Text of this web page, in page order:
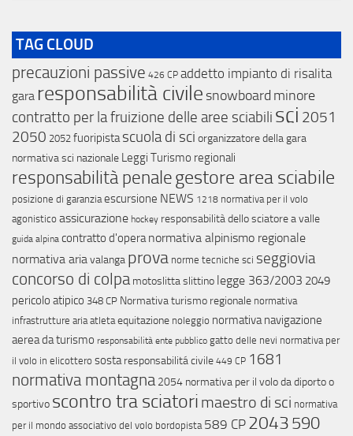
TAG CLOUD
precauzioni passive 426 CP addetto impianto di risalita
gara responsabilità civile snowboard minore
contratto per la fruizione delle aree sciabili sci 2051
2050 2052 fuoripista scuola di sci organizzatore della gara
normativa sci nazionale Leggi Turismo regionali
responsabilità penalegestore area sciabile
posizione di garanzia escursione NEWS 1218 normativa per il volo
agonistico assicurazione hockey responsabilità dello sciatore a valle
guida alpina contratto d'opera normativa alpinismo regionale
normativa aria valanga prova norme tecniche sci seggiovia
concorso di colpa motoslittaslittino legge 363/2003 2049
pericolo atipico 348 CP Normativa turismo regionale normativa
infrastrutture aria atleta equitazione noleggio normativa navigazione
aerea da turismo responsabilità ente pubblico gatto delle nevi normativa per
il volo in elicottero sosta responsabilitá civile 449 CP 1681
normativa montagna 2054 normativa per il volo da diporto o
sportivo scontro tra sciatori maestro di sci normativa
per il mondo associativo del volo bordopista 589 CP 2043590